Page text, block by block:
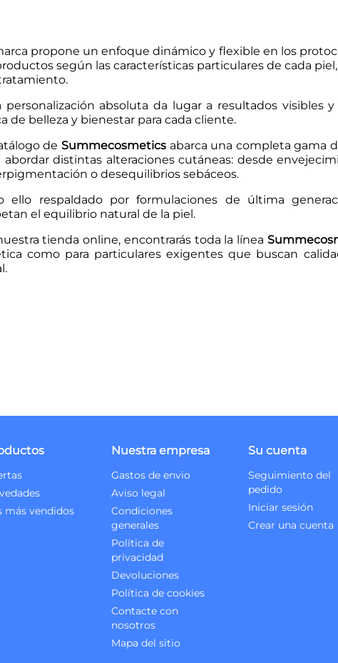
propone un enfoque dinámico y flexible en los
según las características particulares de cada
personalización absoluta da lugar a resultados visibles
de belleza y bienestar para cada cliente.
de Summecosmeticsabarca una completa gama
abordar distintas alteraciones cutáneas: desde
o desequilibrios sebáceos.
ello respaldado por formulaciones de última
el equilibrio natural de la piel.
tienda online, encontrarás toda la línea
como para particulares exigentes que buscan
más vendidos
Nuestra empresa
Gastos de envio
Aviso legal
Condiciones
generales
Política de
privacidad
Devoluciones
Política de cookies
Contacte con
nosotros
Mapa del sitio
Su cuenta
Seguimiento del
pedido
Iniciar sesión
Crear una cuenta